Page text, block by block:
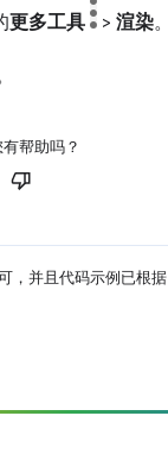
更多工具 > 渲染。
帮助吗？
，并且代码示例已根据